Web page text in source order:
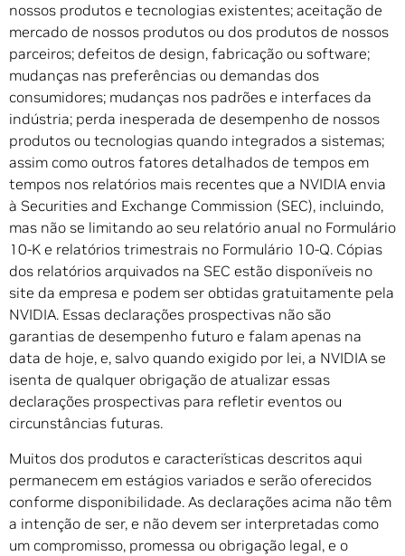
nossos produtos e tecnologias existentes; aceitação de
mercado de nossos produtos ou dos produtos de nossos
parceiros; defeitos de design, fabricação ou software;
mudanças nas preferências ou demandas dos
consumidores; mudanças nos padrões e interfaces da
indústria; perda inesperada de desempenho de nossos
produtos ou tecnologias quando integrados a sistemas;
assim como outros fatores detalhados de tempos em
tempos nos relatórios mais recentes que a NVIDIA envia
à Securities and Exchange Commission (SEC), incluindo,
mas não se limitando ao seu relatório anual no Formulário
10-K e relatórios trimestrais no Formulário 10-Q. Cópias
dos relatórios arquivados na SEC estão disponíveis no
site da empresa e podem ser obtidas gratuitamente pela
NVIDIA. Essas declarações prospectivas não são
garantias de desempenho futuro e falam apenas na
data de hoje, e, salvo quando exigido por lei, a NVIDIA se
isenta de qualquer obrigação de atualizar essas
declarações prospectivas para refletir eventos ou
circunstâncias futuras.
Muitos dos produtos e características descritos aqui
permanecem em estágios variados e serão oferecidos
conforme disponibilidade. As declarações acima não têm
a intenção de ser, e não devem ser interpretadas como
um compromisso, promessa ou obrigação legal, e o